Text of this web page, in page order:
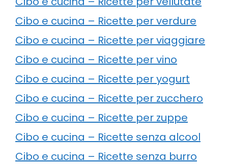
Cibo e cucina – Ricette per verdure
Cibo e cucina – Ricette per viaggiare
Cibo e cucina – Ricette per vino
Cibo e cucina – Ricette per yogurt
Cibo e cucina – Ricette per zucchero
Cibo e cucina – Ricette per zuppe
Cibo e cucina – Ricette senza alcool
Cibo e cucina – Ricette senza burro